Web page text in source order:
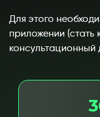
Для этого
приложении (стать
консультационный